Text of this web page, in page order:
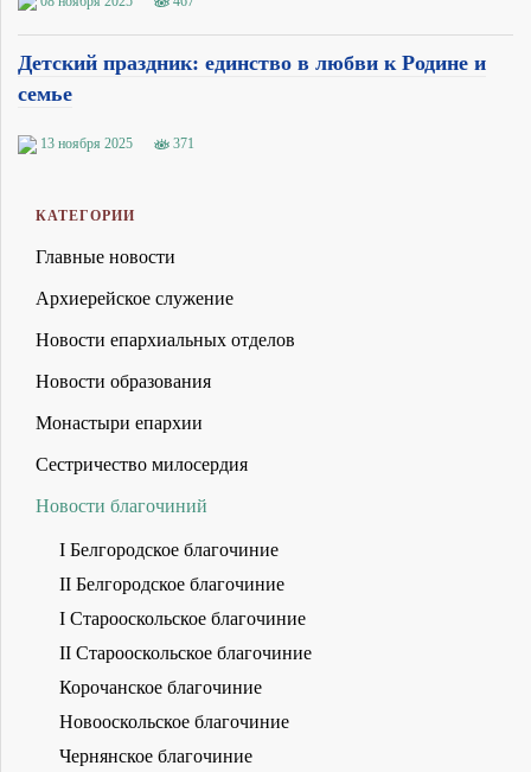
Детский праздник: единство в любви к Родине и
семье
13 ноября 2025 371
КАТЕГОРИИ
Главные новости
Архиерейское служение
Новости епархиальных отделов
Новости образования
Монастыри епархии
Сестричество милосердия
Новости благочиний
I Белгородское благочиние
II Белгородское благочиние
I Старооскольское благочиние
II Старооскольское благочиние
Корочанское благочиние
Новооскольское благочиние
Чернянское благочиние